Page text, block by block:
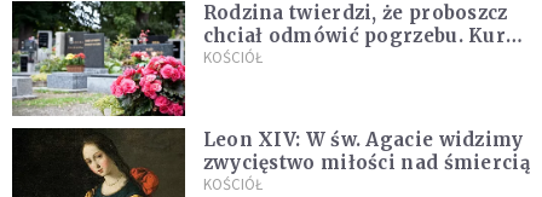
Rodzina twierdzi, że proboszcz
chciał odmówić pogrzebu. Kuria
zapowiada wyjaśnienia
KOŚCIÓŁ
Leon XIV: W św. Agacie widzimy
zwycięstwo miłości nad śmiercią
KOŚCIÓŁ